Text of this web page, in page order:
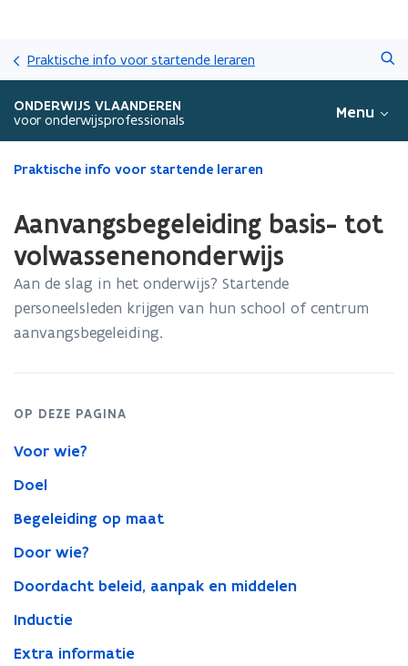
en
naar
Praktische info voor startende leraren
ONDERWIJS VLAANDEREN
voor onderwijsprofessionals Menu
Gedaan
bevindt
zich
op:
Aanvangsbegeleiding
basis-
tot
Praktische info voor startende leraren
Aanvangsbegeleiding basis- tot
volwassenenonderwijs
Aan de slag in het onderwijs? Startende
personeelsleden krijgen van hun school of centrum
aanvangsbegeleiding.
OP DEZE PAGINA
Voor wie?
Doel
Begeleiding op maat
Door wie?
Doordacht beleid, aanpak en middelen
Inductie
Extra informatie